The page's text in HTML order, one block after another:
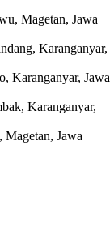
Magetan, Jawa
Karanganyar,
Karanganyar, Jawa
Karanganyar,
Jawa